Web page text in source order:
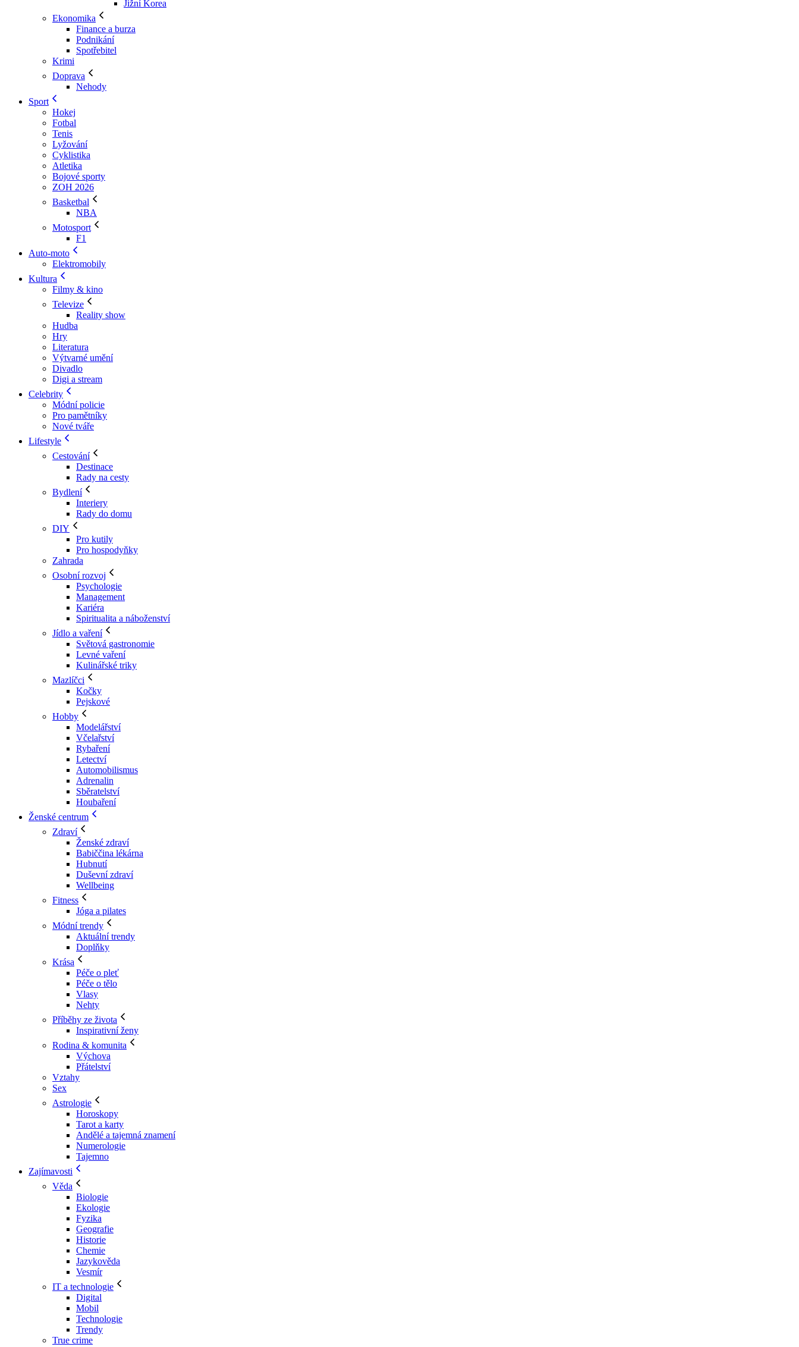
Jižní Korea
Ekonomika
Finance a burza
Podnikání
Spotřebitel
Krimi
Doprava
Nehody
Sport
Hokej
Fotbal
Tenis
Lyžování
Cyklistika
Atletika
Bojové sporty
ZOH 2026
Basketbal
NBA
Motosport
F1
Auto-moto
Elektromobily
Kultura
Filmy & kino
Televize
Reality show
Hudba
Hry
Literatura
Výtvarné umění
Divadlo
Digi a stream
Celebrity
Módní policie
Pro pamětníky
Nové tváře
Lifestyle
Cestování
Destinace
Rady na cesty
Bydlení
Interiery
Rady do domu
DIY
Pro kutily
Pro hospodyňky
Zahrada
Osobní rozvoj
Psychologie
Management
Kariéra
Spiritualita a náboženství
Jídlo a vaření
Světová gastronomie
Levné vaření
Kulinářské triky
Mazlíčci
Kočky
Pejskové
Hobby
Modelářství
Včelařství
Rybaření
Letectví
Automobilismus
Adrenalin
Sběratelství
Houbaření
Ženské centrum
Zdraví
Ženské zdraví
Babiččina lékárna
Hubnutí
Duševní zdraví
Wellbeing
Fitness
Jóga a pilates
Módní trendy
Aktuální trendy
Doplňky
Krása
Péče o pleť
Péče o tělo
Vlasy
Nehty
Příběhy ze života
Inspirativní ženy
Rodina & komunita
Výchova
Přátelství
Vztahy
Sex
Astrologie
Horoskopy
Tarot a karty
Andělé a tajemná znamení
Numerologie
Tajemno
Zajímavosti
Věda
Biologie
Ekologie
Fyzika
Geografie
Historie
Chemie
Jazykověda
Vesmír
IT a technologie
Digital
Mobil
Technologie
Trendy
True crime